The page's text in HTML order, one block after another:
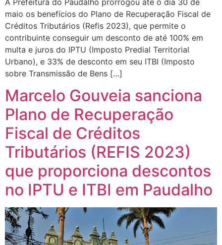
A Prefeitura do Paudalho prorrogou até o dia 30 de
maio os benefícios do Plano de Recuperação Fiscal de
Créditos Tributários (Refis 2023), que permite o
contribuinte conseguir um desconto de até 100% em
multa e juros do IPTU (Imposto Predial Territorial
Urbano), e 33% de desconto em seu ITBI (Imposto
sobre Transmissão de Bens […]
Marcelo Gouveia sanciona
Plano de Recuperação
Fiscal de Créditos
Tributários (REFIS 2023)
que proporciona descontos
no IPTU e ITBI em Paudalho